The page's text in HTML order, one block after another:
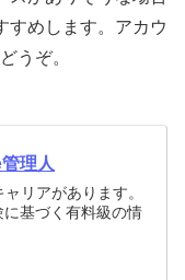
すめします。アカウ
うぞ。
理人
リアがあります。
基づく有料級の情